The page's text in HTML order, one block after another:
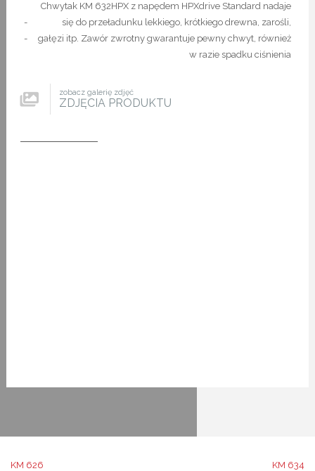
-
-
Chwytak KM 632HPX z napędem HPXdrive Standard nadaje
się do przeładunku lekkiego, krótkiego drewna, zarośli,
gałęzi itp. Zawór zwrotny gwarantuje pewny chwyt, również
w razie spadku ciśnienia
zobacz galerię zdjęć
ZDJĘCIA PRODUKTU
KM 626
KM 634